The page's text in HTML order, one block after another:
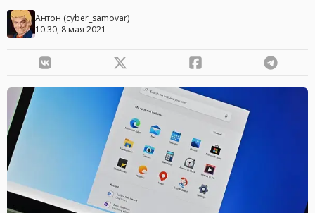
Антон (cyber_samovar)
10:30, 8 мая 2021